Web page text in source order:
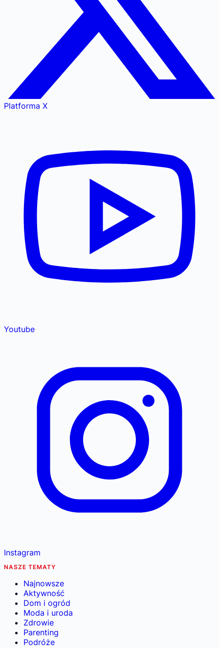
Platforma X
Youtube
Instagram
NASZE TEMATY
Najnowsze
Aktywność
Dom i ogród
Moda i uroda
Zdrowie
Parenting
Podróże